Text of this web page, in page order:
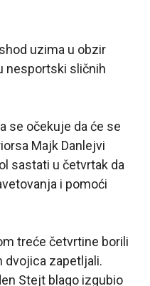
uzima u obzir
nesportski sličnih
se očekuje da će se
Majk Danlejvi
sastati u četvrtak da
i pomoći
treće četvrtine borili
dvojica zapetljali.
Stejt blago izgubio